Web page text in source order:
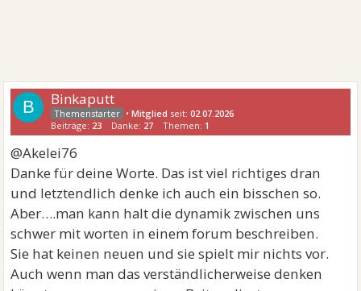
B Binkaputt
•Mitglied seit:02.07.2026
Beiträge: 23 Danke: 27 Themen: 1
@Akelei76
Danke für deine Worte. Das ist viel richtiges dran
und letztendlich denke ich auch ein bisschen so.
Aber….man kann halt die dynamik zwischen uns
schwer mit worten in einem forum beschreiben.
Sie hat keinen neuen und sie spielt mir nichts vor.
Auch wenn man das verständlicherweise denken